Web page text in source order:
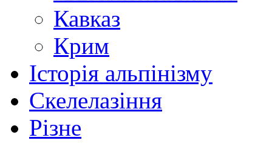
Кавказ
Крим
Історія альпінізму
Скелелазіння
Різне